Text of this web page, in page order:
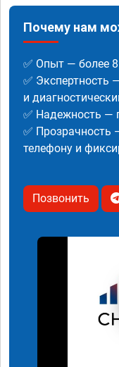
Почему нам
✅ Опыт — более
✅
и
✅ Надежность —
✅ Прозрачность
телефону и
Позвонить